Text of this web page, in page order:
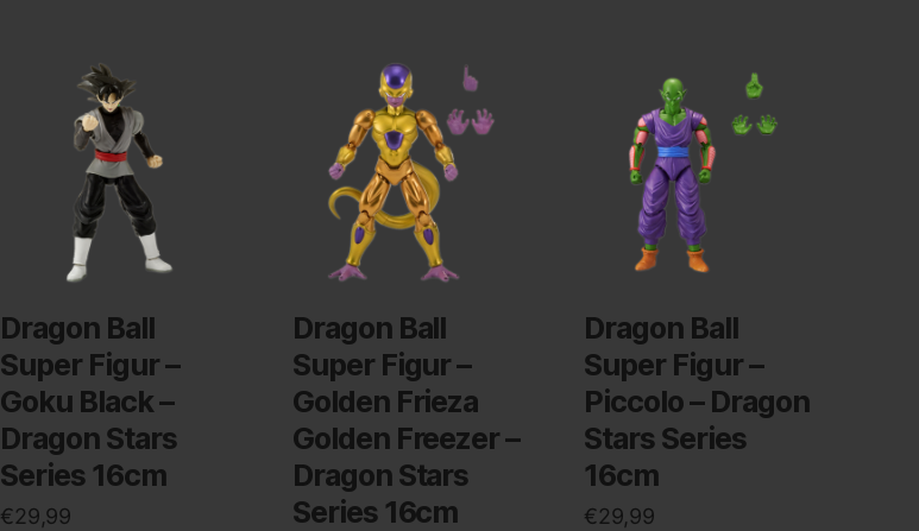
Dragon Ball
Super Figur –
Goku Black –
Dragon Stars
Series 16cm
€29,99
Dragon Ball
Super Figur –
Golden Frieza
Golden Freezer –
Dragon Stars
Series 16cm
Dragon Ball
Super Figur –
Piccolo – Dragon
Stars Series
16cm
€29,99